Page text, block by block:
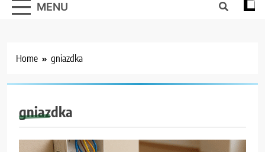
MENU
Home gniazdka
gniazdka